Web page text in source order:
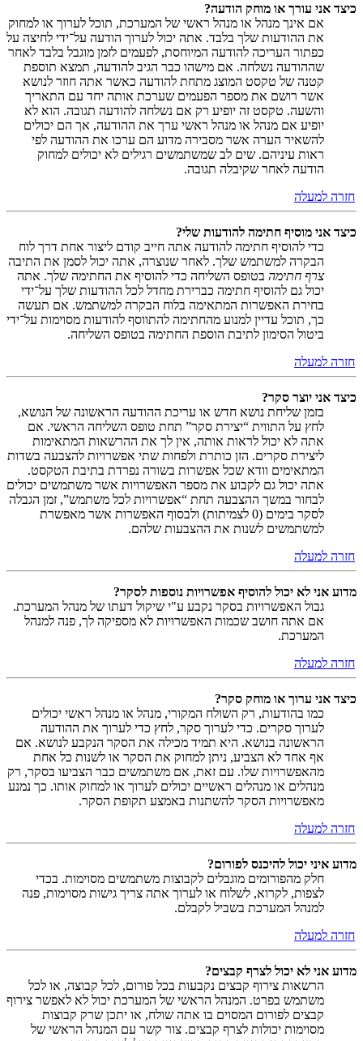
כיצד אני עורך או מוחק הודעה?
אם אינך מנהל או מנהל ראשי של המערכת, תוכל לערוך או למחוק
את ההודעות שלך בלבד. אתה יכול לערוך הודעה על־ידי לחיצה על
כפתור העריכה להודעה המיוחסת, לפעמים לזמן מוגבל בלבד לאחר
שההודעה נשלחה. אם מישהו כבר הגיב להודעה, תמצא תוספת
קטנה של טקסט המוצג מתחת להודעה כאשר אתה חוזר לנושא
אשר רושם את מספר הפעמים שערכת אותה יחד עם התאריך
והשעה. טקסט זה יופיע רק אם נשלחה להודעה תגובה. הוא לא
יופיע אם מנהל או מנהל ראשי ערך את ההודעה, אך הם יכולים
להשאיר הערה אשר מסבירה מדוע הם ערכו את ההודעה לפי
ראות עיניהם. שים לב שמשתמשים רגילים לא יכולים למחוק
הודעה לאחר שקיבלה תגובה.
חזרה למעלה
כיצד אני מוסיף חתימה להודעות שלי?
כדי להוסיף חתימה להודעה אתה חייב קודם ליצור אחת דרך לוח
הבקרה למשתמש שלך. לאחר שנוצרה, אתה יכול לסמן את התיבה
צרף חתימה בטופס השליחה כדי להוסיף את החתימה שלך. אתה
יכול גם להוסיף חתימה כברירת מחדל לכל ההודעות שלך על־ידי
בחירת האפשרות המתאימה בלוח הבקרה למשתמש. אם תעשה
כך, תוכל עדיין למנוע מהחתימה להתווסף להודעות מסוימות על־ידי
ביטול הסימון לתיבת הוספת החתימה בטופס השליחה.
חזרה למעלה
כיצד אני יוצר סקר?
בזמן שליחת נושא חדש או עריכת ההודעה הראשונה של הנושא,
לחץ על התווית “יצירת סקר” תחת טופס השליחה הראשי. אם
אתה לא יכול לראות אותה, אין לך את ההרשאות המתאימות
ליצירת סקרים. הזן כותרת ולפחות שתי אפשרויות להצבעה בשדות
המתאימים וודא שכל אפשרות בשורה נפרדת בתיבת הטקסט.
אתה יכול גם לקבוע את מספר האפשרויות אשר משתמשים יכולים
לבחור במשך ההצבעה תחת “אפשרויות לכל משתמש”, זמן הגבלה
לסקר בימים (0 לצמיתות) ולבסוף האפשרות אשר מאפשרת
למשתמשים לשנות את ההצבעות שלהם.
חזרה למעלה
מדוע אני לא יכול להוסיף אפשרויות נוספות לסקר?
גבול האפשרויות בסקר נקבע ע"י שיקול דעתו של מנהל המערכת.
אם אתה חושב שכמות האפשרויות לא מספיקה לך, פנה למנהל
המערכת.
חזרה למעלה
כיצד אני ערוך או מוחק סקר?
כמו בהודעות, רק השולח המקורי, מנהל או מנהל ראשי יכולים
לערוך סקרים. כדי לערוך סקר, לחץ כדי לערוך את ההודעה
הראשונה בנושא. היא תמיד מכילה את הסקר הנקבע לנושא. אם
אף אחד לא הצביע, ניתן למחוק את הסקר או לשנות כל אחת
מהאפשרויות שלו. עם זאת, אם משתמשים כבר הצביעו בסקר, רק
מנהלים או מנהלים ראשיים יכולים לערוך או למחוק אותו. כך נמנע
מאפשרויות הסקר להשתנות באמצע תקופת הסקר.
חזרה למעלה
מדוע איני יכול להיכנס לפורום?
חלק מהפורומים מוגבלים לקבוצות משתמשים מסוימות. בכדי
לצפות, לקרוא, לשלוח או לערוך אתה צריך גישות מסוימות, פנה
למנהל המערכת בשביל לקבלם.
חזרה למעלה
מדוע אני לא יכול לצרף קבצים?
הרשאות צירוף קבצים נקבעות בכל פורום, לכל קבוצה, או לכל
משתמש בפרט. המנהל הראשי של המערכת יכול לא לאפשר צירוף
קבצים לפורום המסוים בו אתה שולח, או יתכן שרק קבוצות
מסוימות יכולות לצרף קבצים. צור קשר עם המנהל הראשי של